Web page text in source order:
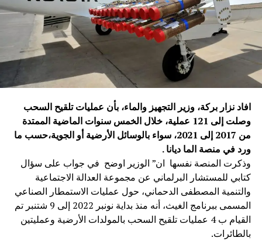
افاد نزار بركة، وزير التجهيز والماء، بأن عمليات تلقيح السحب
وصلت إلى 121 عملية، خلال الخمس سنوات الماضية الممتدة
من 2017 إلى 2021، سواء بالوسائل الأرضية أو الجوية،حسب ما
ورد في منصة الما ديانا .
وذكرت المنصة نفسها ان” الوزير اوضح في جواب على سؤال
كتابي للمستشار البرلماني عن مجموعة العدالة الاجتماعية
والتنمية المصطفى الدحماني، حول عمليات الاستمطار الصناعي
المسمى ببرنامج الغيث، أنه منذ بداية نونبر 2022 إلى 9 شتنبر تم
القيام ب 4 عمليات تلقيح السحب بالمولدات الأرضية وعمليتين
بالطائرات.